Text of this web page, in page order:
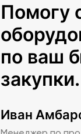
Помогу
по ваш
закупки.
Иван